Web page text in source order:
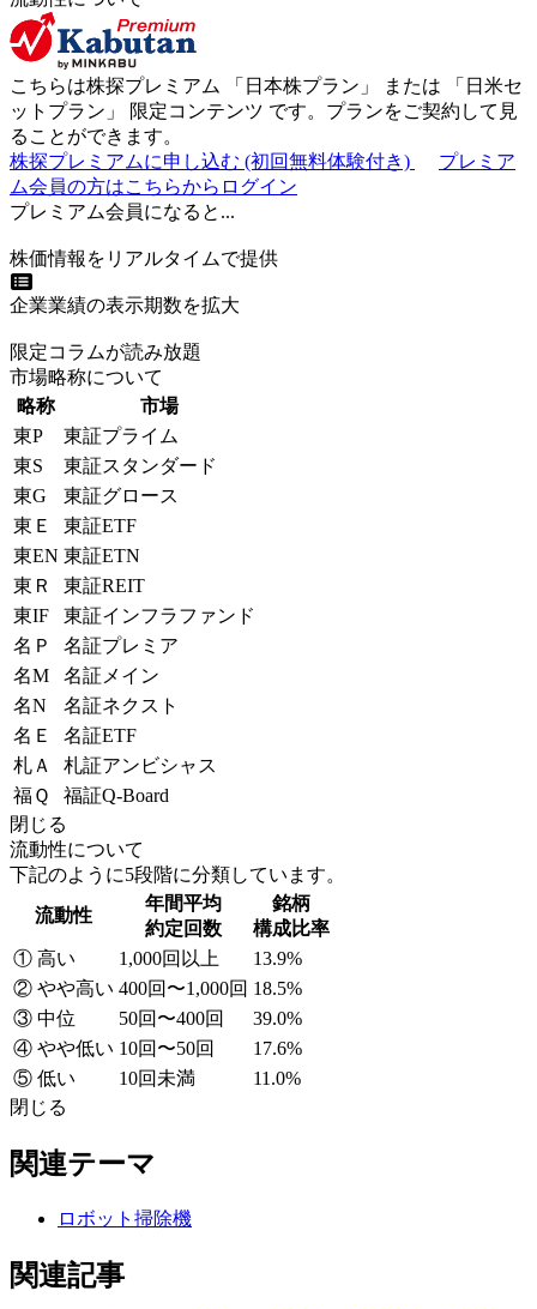
こちらは株探プレミアム 「 日本株プラン 」 または 「 日米セ
ットプラン 」 限定コンテンツ です。プランをご契約して見
ることができます。
株探プレミアムに申し込む (初回無料体験付き)
プレミア
ム会員の方はこちらからログイン
プレミアム会員になると...
株価情報をリアルタイムで提供
企業業績の表示期数を拡大
限定コラムが読み放題
市場略称について
略称
市場
東P
東証プライム
東S
東証スタンダード
東G
東証グロース
東Ｅ
東証ETF
東EN 東証ETN
東Ｒ
東証REIT
東IF
東証インフラファンド
名Ｐ
名証プレミア
名M
名証メイン
名N
名証ネクスト
名Ｅ
名証ETF
札Ａ
札証アンビシャス
福Ｑ
福証Q-Board
閉じる
流動性について
下記のように5段階に分類しています。
流動性
年間平均
約定回数
銘柄
構成比率
① 高い
1,000回以上
13.9%
② やや高い 400回〜1,000回 18.5%
③ 中位
50回〜400回
39.0%
④ やや低い 10回〜50回
17.6%
⑤ 低い
10回未満
11.0%
閉じる
関連テーマ
ロボット掃除機
関連記事